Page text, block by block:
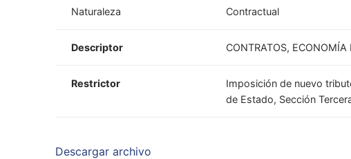
Naturaleza Contractual
Descriptor CONTRATOS,
Restrictor
Imposición de nuevo
de Estado, Sección
Descargar archivo